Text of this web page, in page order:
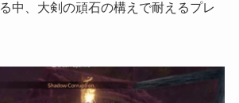
中、大剣の頑石の構えで耐えるプレ